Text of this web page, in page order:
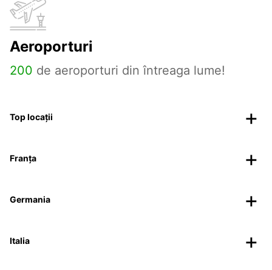
Aeroporturi
200 de aeroporturi din întreaga lume!
Top locații
Franța
Germania
Italia